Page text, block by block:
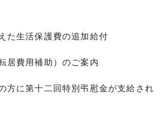
た生活保護費の追加給付
居費用補助）のご案内
方に第十二回特別弔慰金が支給され